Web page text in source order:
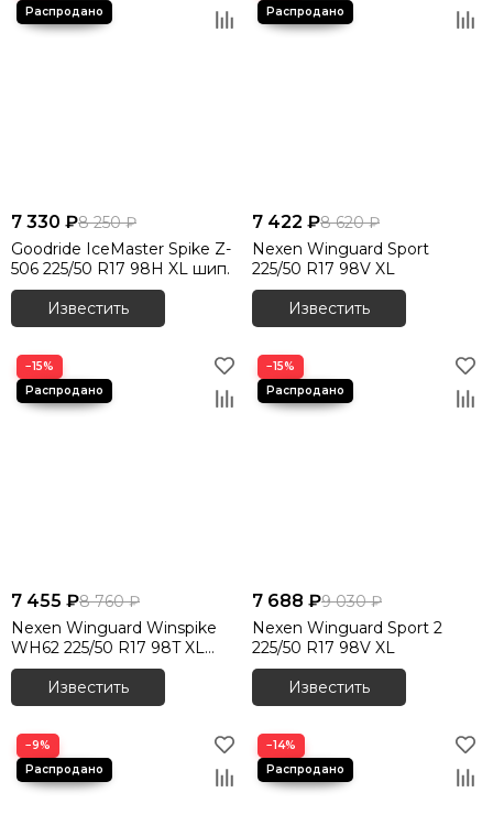
7 330 ₽8 250 ₽
Goodride IceMaster Spike Z-
506 225/50 R17 98H XL шип.
Известить
7 422 ₽8 620 ₽
Nexen Winguard Sport
225/50 R17 98V XL
Известить
−15%
7 455 ₽8 760 ₽
Nexen Winguard Winspike
WH62 225/50 R17 98T XL
шип.
Известить
−15%
7 688 ₽9 030 ₽
Nexen Winguard Sport 2
225/50 R17 98V XL
Известить
−9% −14%